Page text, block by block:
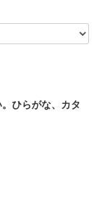
ひらがな、カタ